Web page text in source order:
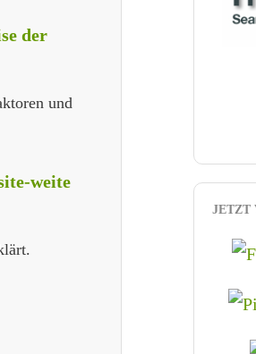
der
und
weite
JETZT